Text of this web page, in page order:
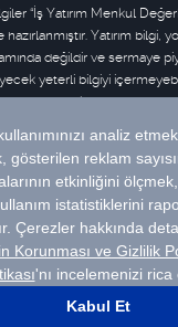
“İş Yatırım Menkul
Yatırım bilgi,
değildir ve sermaye
yeterli bilgiyi
tıklayınız.
hakları İş Yatırım Menkul
başkaları tarafından
dağıtılamaz,
Teknolojiler A.Ş. tarafından